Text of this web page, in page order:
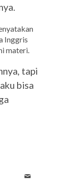
Inggris
materi.
tapi
bisa